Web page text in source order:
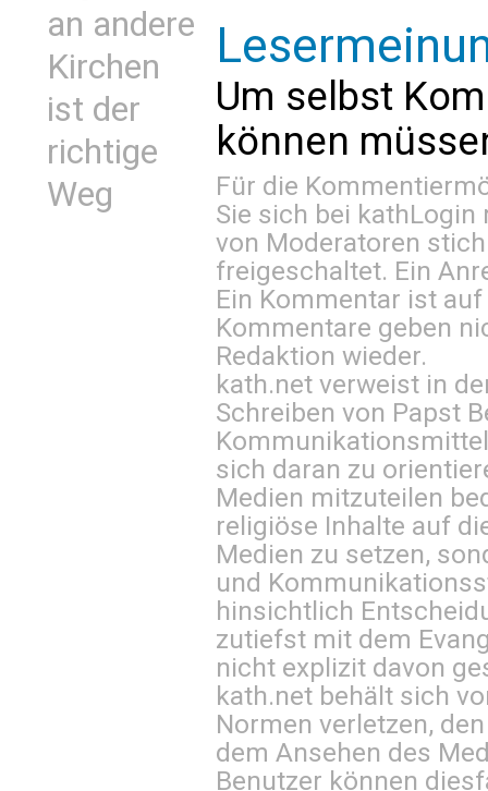
an andere
Kirchen
ist der
richtige
Weg
Um selbst
können
Für die
Sie sich bei kathLogin
von Moderatoren
freigeschaltet. Ein
Ein Kommentar ist
Kommentare geben
Redaktion wieder.
kath.net verweist in
Schreiben von Papst
sich daran zu
Medien mitzuteilen
religiöse Inhalte auf
Medien zu setzen,
und
hinsichtlich
zutiefst mit dem
nicht explizit davon
kath.net behält sich
Normen verletzen,
dem Ansehen des
Benutzer können